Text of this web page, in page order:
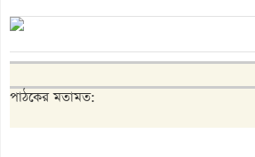
পাঠকের মতামত: